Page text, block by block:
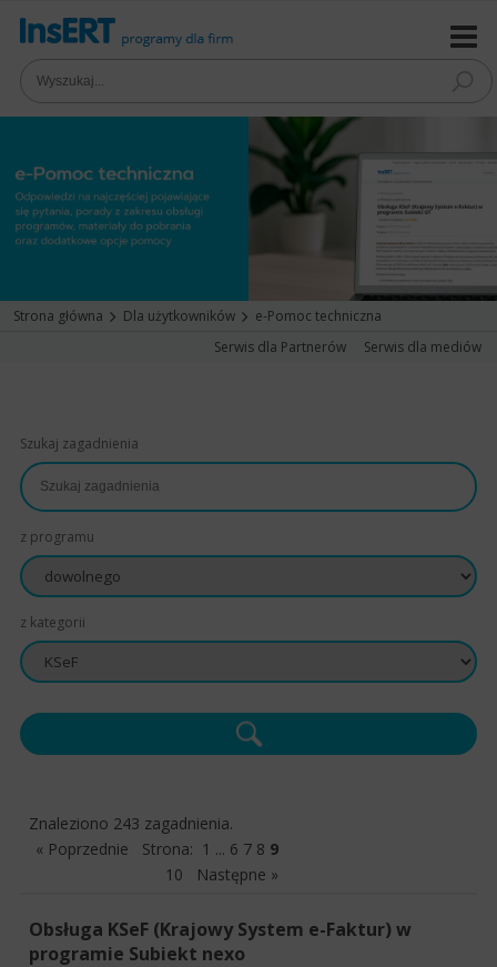
Strona główna Dla użytkowników
e-Pomoc techniczna
Serwis dla Partnerów
Serwis dla mediów
Szukaj zagadnienia
z programu
z kategorii
Znaleziono 243 zagadnienia.
« Poprzednie Strona: 1 ... 6 7 8 9
10
Następne »
Obsługa KSeF (Krajowy System e-Faktur) w
programie Subiekt nexo